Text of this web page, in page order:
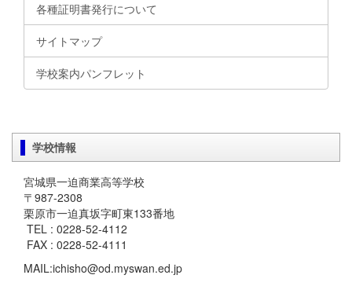
各種証明書発行について
サイトマップ
学校案内パンフレット
学校情報
宮城県一迫商業高等学校
〒987-2308
栗原市一迫真坂字町東133番地
TEL : 0228-52-4112
FAX : 0228-52-4111
MAIL:ichisho@od.myswan.ed.jp